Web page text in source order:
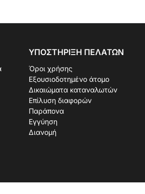
ΥΠΟΣΤΉΡΙΞΗ ΠΕΛΑΤΏΝ
Όροι χρήσης
Εξουσιοδοτημένο άτομο
Δικαιώματα καταναλωτών
Επίλυση διαφορών
Παράπονα
Εγγύηση
Διανομή